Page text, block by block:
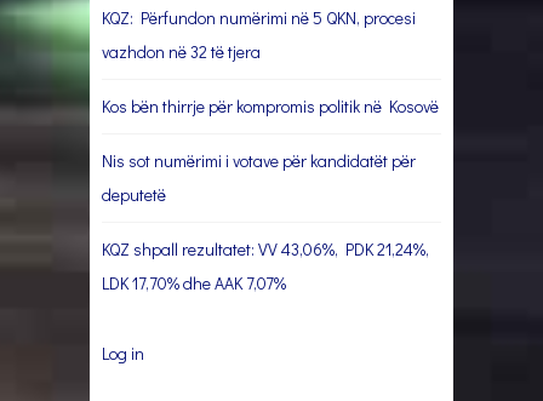
KQZ: Përfundon numërimi në 5 QKN, procesi
vazhdon në 32 të tjera
Kos bën thirrje për kompromis politik në Kosovë
Nis sot numërimi i votave për kandidatët për
deputetë
KQZ shpall rezultatet: VV 43,06%, PDK 21,24%,
LDK 17,70% dhe AAK 7,07%
Log in